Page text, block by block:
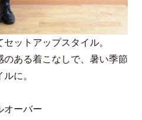
43cm
23.5cm
16cm
ットアップスタイル。
ある着こなしで、暑い季節
に。
オーバー